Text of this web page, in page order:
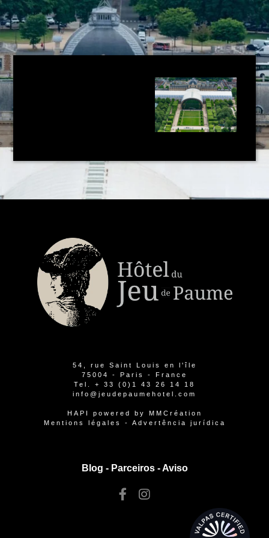
54, rue Saint Louis en l'île
75004 - Paris - France
Tel. + 33 (0)1 43 26 14 18
info@jeudepaumehotel.com
HAPI powered by MMCréation
Mentions légales
- Advertência jurídica
Blog - Parceiros-Aviso